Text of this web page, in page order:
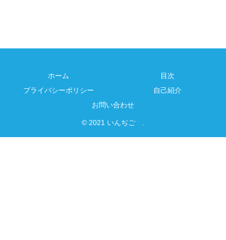
ホーム
目次
プライバシーポリシー
自己紹介
お問い合わせ
© 2021 いんぢご .